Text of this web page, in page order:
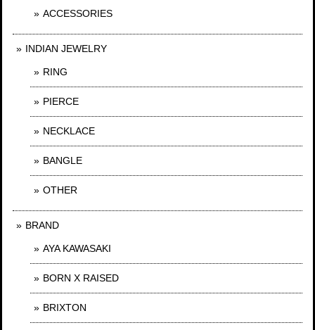
ACCESSORIES
INDIAN JEWELRY
RING
PIERCE
NECKLACE
BANGLE
OTHER
BRAND
AYA KAWASAKI
BORN X RAISED
BRIXTON